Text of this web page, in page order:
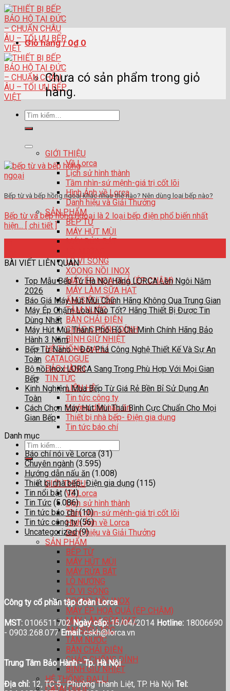
Skip
to
content
Tìm
kiếm:
GIỚI THIỆU
Về Lorca
Lịch sử hình thành
Tầm nhìn-sứ mệnh-giá trị cốt lõi
Hình Ảnh về Lorca
Danh hiệu và Giải Thưởng
SẢN PHẨM
BẾP TỪ
MÁY HÚT MÙI
MÁY RỬA BÁT
LÒ VI SÓNG
XOONG NỒI INOX
MÁY ÉP HOA QUẢ (ÉP CHẬM)
MÁY LÀM SỮA HẠT
ẤM SIÊU TỐC
TĂM NƯỚC
BÀN CHẢI ĐIỆN
CHẢO CHỐNG DÍNH
BÌNH GIỮ NHIỆT
HỆ THỐNG ĐẠI LÍ
CATALOGUE
BẢO HÀNH
TIN TỨC
LIÊN HỆ
Tin tức công ty
Hướng dẫn nấu ăn
Thiết bị nhà bếp- Điện gia dụng
Tin tức báo chí
Tìm
kiếm:
GIỚI THIỆU
Về Lorca
Lịch sử hình thành
Tầm nhìn-sứ mệnh-giá trị cốt lõi
Hình Ảnh về Lorca
Danh hiệu và Giải Thưởng
SẢN PHẨM
BẾP TỪ
MÁY HÚT MÙI
MÁY RỬA BÁT
LÒ NƯỚNG
LÒ VI SÓNG
XOONG NỒI INOX
MÁY ÉP HOA QUẢ (ÉP CHẬM)
MÁY LÀM SỮA HẠT
ẤM SIÊU TỐC
TĂM NƯỚC
BÀN CHẢI ĐIỆN
CHẢO CHỐNG DÍNH
BÌNH GIỮ NHIỆT
HỆ THỐNG ĐẠI LÍ
CATALOGUE
Giỏ hàng /0₫ 0
Chưa có sản phẩm trong giỏ
hàng.
Bếp từ và bếp hồng ngoại khác nhau thế nào? Nên dùng loại bếp nào?
Bếp từ và bếp hồng ngoại là 2 loại bếp điện phổ biến nhất
hiện... [ chi tiết ]
BÀI VIẾT LIÊN QUAN
Top Mẫu Bếp Từ Hà Nội Hãng LORCA Lên Ngôi Năm
2026
Báo Giá Máy Hút Mùi Chính Hãng Không Qua Trung Gian
Máy Ép Chậm Loại Nào Tốt? Hãng Thiết Bị Được Tin
Dùng Nhất
Máy Hút Mùi Thành Phố Hồ Chí Minh Chính Hãng Bảo
Hành 3 Năm
Bếp Từ Nano – Đột Phá Công Nghệ Thiết Kế Và Sự An
Toàn
Bộ nồi Inox LORCA Sang Trọng Phù Hợp Với Mọi Gian
Bếp
Kinh Nghiệm Mua Bếp Từ Giá Rẻ Bền Bỉ Sử Dụng An
Toàn
Cách Chọn Máy Hút Mùi Thái Bình Cực Chuẩn Cho Mọi
Gian Bếp
Danh mục
Báo chí nói về Lorca(31)
Chuyên ngành (3.595)
Hướng dẫn nấu ăn (1.008)
Thiết bị nhà bếp- Điện gia dụng (115)
Tin nổi bật (14)
Tin Tức (5.086)
Tin tức báo chí(10)
Tin tức công ty(56)
Uncategorized(9)
Công ty cổ phần tập đoàn Lorca
MST: 0106511702Ngày cấp:15/04/2014 Hotline: 18006690
- 0903.268.077 Email:cskh@lorca.vn
Trung Tâm Bảo Hành - Tp. Hà Nội
Địa chỉ: 12, TC 5 , Phường Thanh Liệt, TP. Hà Nội Tel: